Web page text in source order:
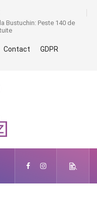
Bustuchin: Peste 140 de
Contact GDPR